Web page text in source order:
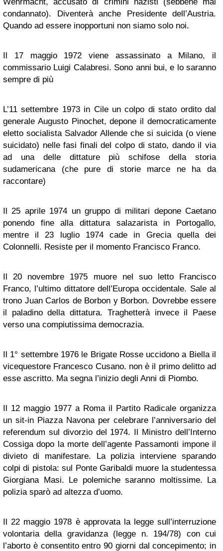
condannato). Diventerà anche Presidente dell’Austria.
Quando ad essere inopportuni non siamo solo noi.
Il 17 maggio 1972 viene assassinato a Milano, il
commissario Luigi Calabresi. Sono anni bui, e lo saranno
sempre di più
L’11 settembre 1973 in Cile un colpo di stato ordito dal
generale Augusto Pinochet, depone il democraticamente
eletto socialista Salvador Allende che si suicida (o viene
suicidato) nelle fasi finali del colpo di stato, dando il via
ad una delle dittature più schifose della storia
sudamericana (che pure di storie marce ne ha da
raccontare)
Il 25 aprile 1974 un gruppo di militari depone Caetano
ponendo fine alla dittatura salazarista in Portogallo,
mentre il 23 luglio 1974 cade in Grecia quella dei
Colonnelli. Resiste per il momento Francisco Franco.
Il 20 novembre 1975 muore nel suo letto Francisco
Franco, l’ultimo dittatore dell’Europa occidentale. Sale al
trono Juan Carlos de Borbon y Borbon. Dovrebbe essere
il paladino della dittatura. Traghetterà invece il Paese
verso una compiutissima democrazia.
Il 1° settembre 1976 le Brigate Rosse uccidono a Biella il
vicequestore Francesco Cusano. non è il primo delitto ad
esse ascritto. Ma segna l’inizio degli Anni di Piombo.
Il 12 maggio 1977 a Roma il Partito Radicale organizza
un sit-in Piazza Navona per celebrare l’anniversario del
referendum sul divorzio del 1974. Il Ministro dell’Interno
Cossiga dopo la morte dell’agente Passamonti impone il
divieto di manifestare. La polizia interviene sparando
colpi di pistola: sul Ponte Garibaldi muore la studentessa
Giorgiana Masi. Le polemiche saranno moltissime. La
polizia sparò ad altezza d’uomo.
Il 22 maggio 1978 è approvata la legge sull’interruzione
volontaria della gravidanza (legge n. 194/78) con cui
l’aborto è consentito entro 90 giorni dal concepimento; in